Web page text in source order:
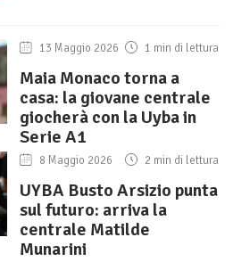
13 Maggio 2026 1 min di lettura
Maia Monaco torna a
casa: la giovane centrale
giocherà con la Uyba in
Serie A1
8 Maggio 2026 2 min di lettura
UYBA Busto Arsizio punta
sul futuro: arriva la
centrale Matilde
Munarini